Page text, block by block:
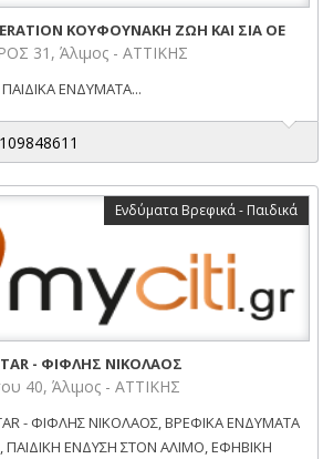
ΚΟΥΦΟΥΝΑΚΗ ΖΩΗ ΚΑΙ ΣΙΑ ΟΕ
31, Άλιμος - ΑΤΤΙΚΗΣ
ΕΝΔΥΜΑΤΑ...
Ενδύματα Βρεφικά - Παιδικά
- ΦΙΦΛΗΣ ΝΙΚΟΛΑΟΣ
40, Άλιμος - ΑΤΤΙΚΗΣ
- ΦΙΦΛΗΣ ΝΙΚΟΛΑΟΣ, ΒΡΕΦΙΚΑ ΕΝΔΥΜΑΤΑ
ΕΝΔΥΣΗ ΣΤΟΝ ΑΛΙΜΟ, ΕΦΗΒΙΚΗ